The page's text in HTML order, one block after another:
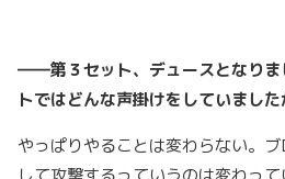
――第３セット、デュースとなりま
トではどんな声掛けをしていました
やっぱりやることは変わらない。